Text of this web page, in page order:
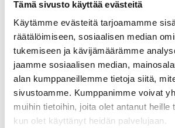
Tämä sivusto käyttää evästeitä
Käytämme evästeitä tarjoamamme
räätälöimiseen, sosiaalisen median
tukemiseen ja kävijämäärämme
jaamme sosiaalisen median,
alan kumppaneillemme tietoja siitä,
sivustoamme. Kumppanimme voivat
muihin tietoihin, joita olet antanut heille
kun olet käyttänyt heidän palvelujaan.